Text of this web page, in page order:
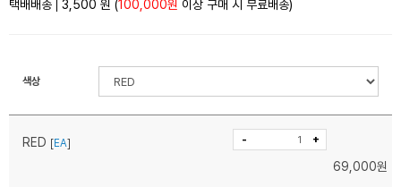
택배배송 3,500 원 (100,000원 이상 구매 시 무료배송)
색상
RED [EA] - +
69,000원